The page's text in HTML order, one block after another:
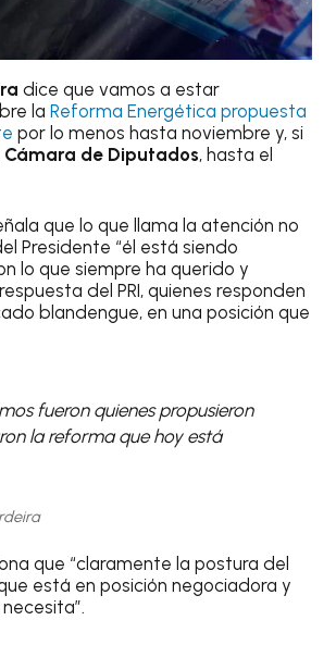
dice que vamos a estar
la Reforma Energética propuesta
por lo menos hasta noviembre y, si
Cámara de Diputados, hasta el
que lo que llama la atención no
Presidente “él está siendo
lo que siempre ha querido y
del PRI, quienes responden
blandengue, en una posición que
fueron quienes propusieron
la reforma que hoy está
que “claramente la postura del
está en posición negociadora y